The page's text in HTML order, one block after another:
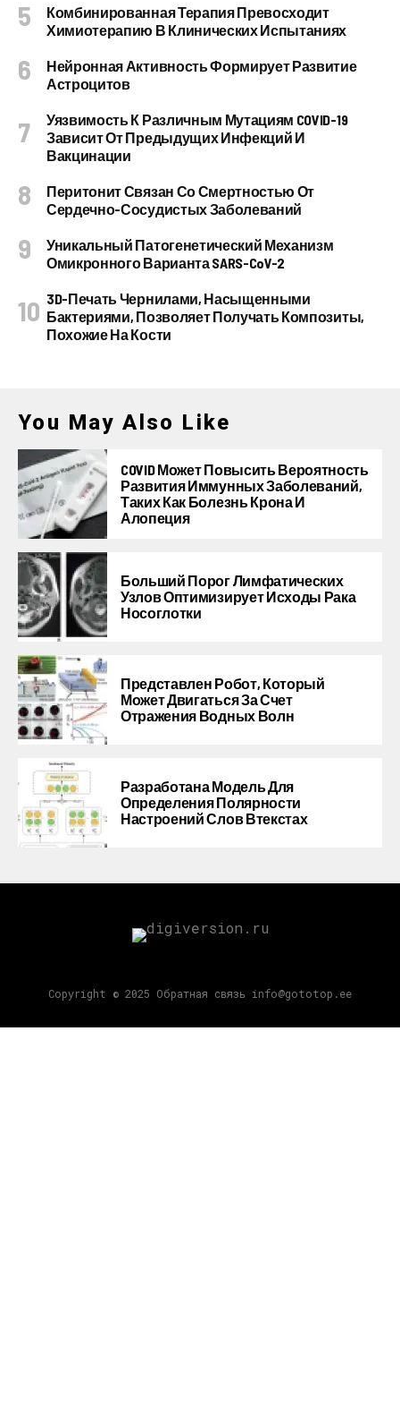
Комбинированная Терапия Превосходит
Химиотерапию В Клинических Испытаниях
Нейронная Активность Формирует Развитие
Астроцитов
Уязвимость К Различным Мутациям COVID-19
Зависит От Предыдущих Инфекций И
Вакцинации
Перитонит Связан Со Смертностью От
Сердечно-Сосудистых Заболеваний
Уникальный Патогенетический Механизм
Омикронного Варианта SARS-CoV-2
3D-Печать Чернилами, Насыщенными
Бактериями, Позволяет Получать Композиты,
Похожие На Кости
You May Also Like
COVID Может Повысить Вероятность
Развития Иммунных Заболеваний,
Таких Как Болезнь Крона И
Алопеция
Больший Порог Лимфатических
Узлов Оптимизирует Исходы Рака
Носоглотки
Представлен Робот, Который
Может Двигаться За Счет
Отражения Водных Волн
Разработана Модель Для
Определения Полярности
Настроений Слов Втекстах
Copyright © 2025 Обратная связь info@gototop.ee